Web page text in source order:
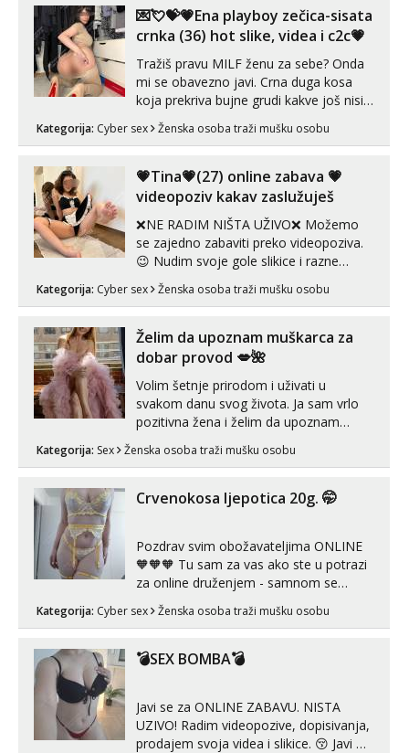
💌💘💝💗Ena playboy zečica-sisata
crnka (36) hot slike, videa i c2c💗
Tražiš pravu MILF ženu za sebe? Onda
mi se obavezno javi. Crna duga kosa
koja prekriva bujne grudi kakve još nisi
vidio, čista ŠESTICA! A usne? O usnama
bolje da ni ne pričam. Prave pune usne
vjeruj mi, takve još nisi vidio. Uvijek sam
spremna za ONLOINE zabavu...
Kategorija: Cyber sex Ženska osoba traži mušku osobu
💗Tina💗(27) online zabava 💗
videopoziv kakav zaslužuješ
❌NE RADIM NIŠTA UŽIVO❌ Možemo
se zajedno zabaviti preko videopoziva.
😉 Nudim svoje gole slikice i razne
videouradke. 🤩 Za online zabavu pošalji
poruku na Whatsapp, Telegram ili Viber.
autentičnosti možeš me vidjeti na
videopozivu. 😉 S vama sam vec 5 ...
Kategorija: Cyber sex Ženska osoba traži mušku osobu
Želim da upoznam muškarca za
dobar provod 💋🌺
Volim šetnje prirodom i uživati u
svakom danu svog života. Ja sam vrlo
pozitivna žena i želim da upoznam
može i nešto više.💋🌺 Klikni na link
Kategorija: Sex Ženska osoba traži mušku osobu
Crvenokosa ljepotica 20g. 🤭
Pozdrav svim obožavateljima ONLINE
🧡🧡🧡 Tu sam za vas ako ste u potrazi
za online druženjem - samnom se
možete zabaviti preko videopoziva, ili
ako vam nisam dovoljna radim i u paru i
😉 Radim i vruća tipkanja uz slike i hot
Kategorija: Cyber sex Ženska osoba traži mušku osobu
💣SEX BOMBA💣
Javi se za ONLINE ZABAVU. NISTA
UZIVO! Radim videopozive, dopisivanja,
prodajem svoja videa i slikice. 😚 Javi mi